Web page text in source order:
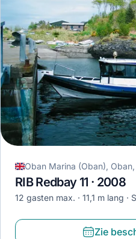
Oban Marina (Oban),
RIB Redbay 11 · 2008
12 gasten max. 11,1 m lang
Zie